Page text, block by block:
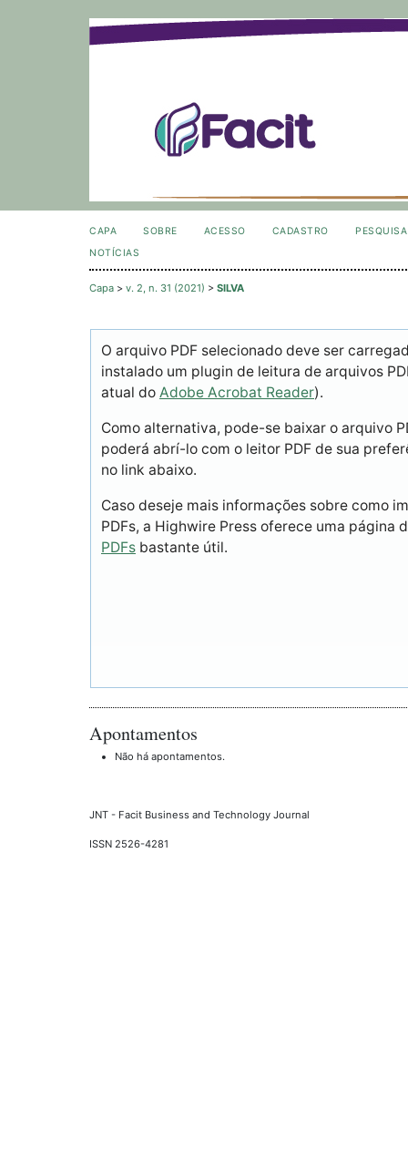
CAPA SOBRE ACESSO CADASTRO
PESQUISA
NOTÍCIAS
Capa > v. 2, n. 31 (2021) > SILVA
O arquivo PDF selecionado deve ser
instalado um plugin de leitura de arquivos
atual do Adobe Acrobat Reader).
Como alternativa, pode-se baixar o arquivo
poderá abrí-lo com o leitor PDF de sua
no link abaixo.
Caso deseje mais informações sobre como
PDFs, a Highwire Press oferece uma página
PDFs bastante útil.
Apontamentos
Não há apontamentos.
JNT - Facit Business and Technology Journal
ISSN 2526-4281